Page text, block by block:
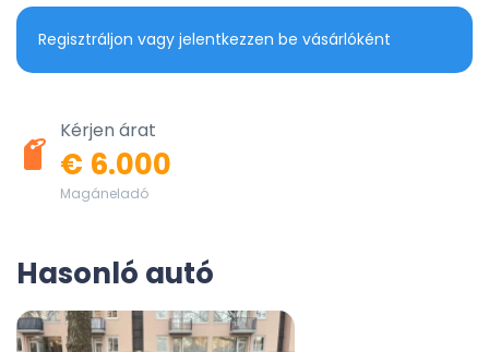
Regisztráljon vagy jelentkezzen be vásárlóként
Kérjen árat
€ 6.000
Magáneladó
Hasonló autó